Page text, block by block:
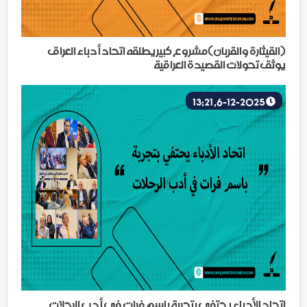
(القيثارة والقربان)مشروع كبير يطلقه اتحاد أدباء العراق
يوثق تحولات القصيدة العراقية